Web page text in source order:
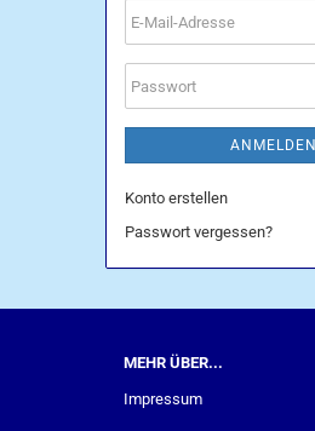
E-
Mail-
Adresse
Passwort
ANMELDEN
Konto erstellen
Passwort vergessen?
MEHR ÜBER...
Impressum